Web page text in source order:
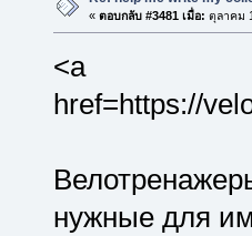
« ตอบกลับ #3481 เมื่อ: ตุลาคม
<a
href=https://
нужные для